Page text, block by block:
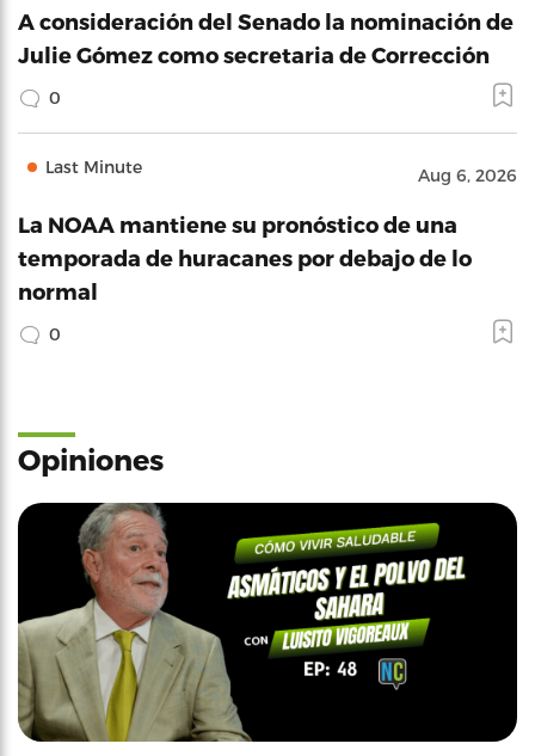
A consideración del Senado la nominación de
Julie Gómez como secretaria de Corrección
0
Last Minute Aug 6, 2026
La NOAA mantiene su pronóstico de una
temporada de huracanes por debajo de lo
normal
0
Opiniones